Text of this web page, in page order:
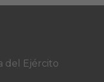
del Ejército